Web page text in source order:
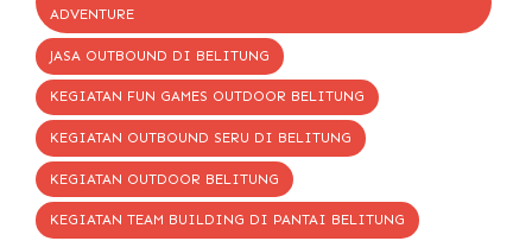
ADVENTURE
JASA OUTBOUND DI BELITUNG
KEGIATAN FUN GAMES OUTDOOR BELITUNG
KEGIATAN OUTBOUND SERU DI BELITUNG
KEGIATAN OUTDOOR BELITUNG
KEGIATAN TEAM BUILDING DI PANTAI BELITUNG